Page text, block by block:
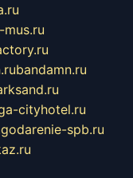
mus.ru
bandamn.ru
cityhotel.ru
spb.ru